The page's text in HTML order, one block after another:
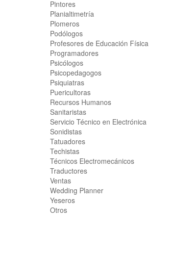
Pintores
Planialtimetría
Plomeros
Podólogos
Profesores de Educación Física
Programadores
Psicólogos
Psicopedagogos
Psiquiatras
Puericultoras
Recursos Humanos
Sanitaristas
Servicio Técnico en Electrónica
Sonidistas
Tatuadores
Techistas
Técnicos Electromecánicos
Traductores
Ventas
Wedding Planner
Yeseros
Otros